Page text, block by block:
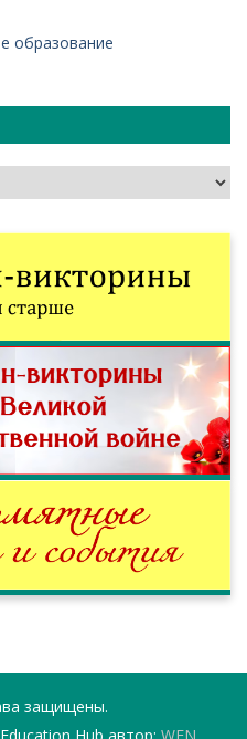
образование
защищены.